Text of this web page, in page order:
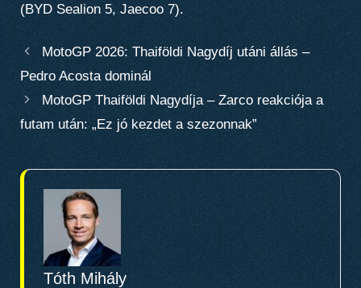
(BYD Sealion 5, Jaecoo 7).
MotoGP 2026: Thaiföldi Nagydíj utáni állás –
Pedro Acosta dominál
MotoGP Thaiföldi Nagydíja – Zarco reakciója a
futam után: „Ez jó kezdet a szezonnak”
Tóth Mihály